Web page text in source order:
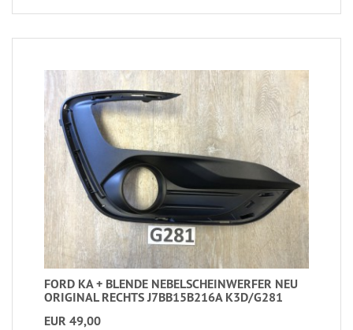
FORD KA + BLENDE NEBELSCHEINWERFER NEU
ORIGINAL RECHTS J7BB15B216A K3D/G281
EUR 49,00